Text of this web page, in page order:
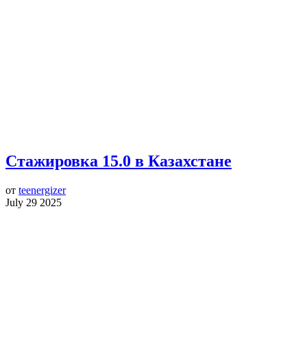
Стажировка 15.0 в Казахстане
от teenergizer
July 29 2025